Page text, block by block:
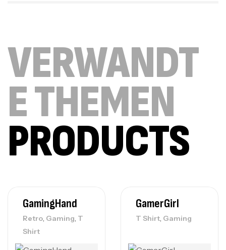
VERWANDT
E THEMEN
PRODUCTS
GamingHand
Retro Gaming T
Shirt
GamerGirl
T Shirt Gaming